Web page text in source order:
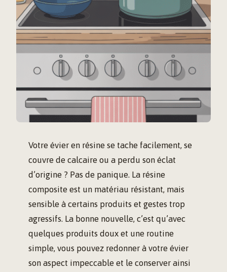
Votre évier en résine se tache facilement, se
couvre de calcaire ou a perdu son éclat
d’origine ? Pas de panique. La résine
composite est un matériau résistant, mais
sensible à certains produits et gestes trop
agressifs. La bonne nouvelle, c’est qu’avec
quelques produits doux et une routine
simple, vous pouvez redonner à votre évier
son aspect impeccable et le conserver ainsi